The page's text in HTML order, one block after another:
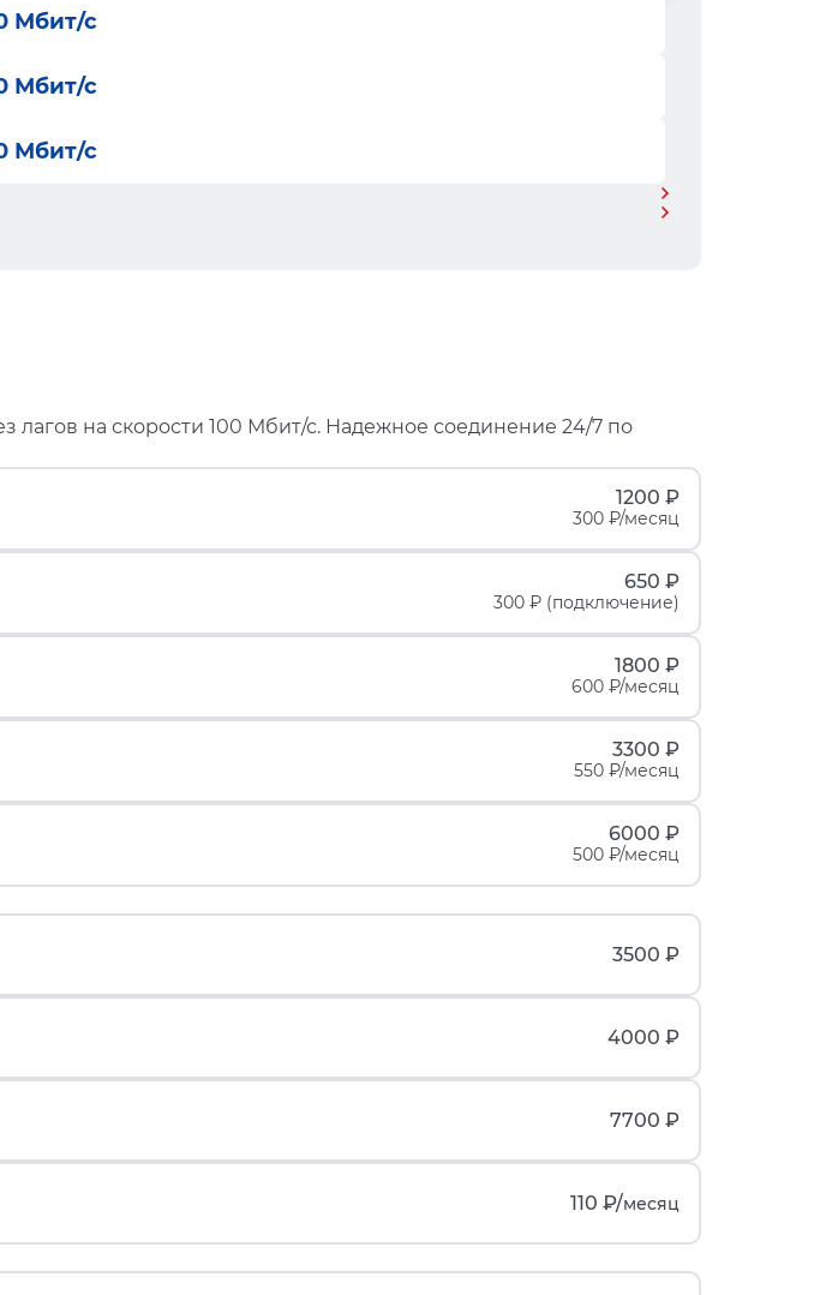
Мбит/с
Мбит/с
Мбит/с
лагов на скорости 100 Мбит/с. Надежное соединение 24/7 по
1200 ₽
300 ₽/месяц
650 ₽
300 ₽ (подключение)
1800 ₽
600 ₽/месяц
3300 ₽
550 ₽/месяц
6000 ₽
500 ₽/месяц
3500 ₽
4000 ₽
7700 ₽
110 ₽/месяц